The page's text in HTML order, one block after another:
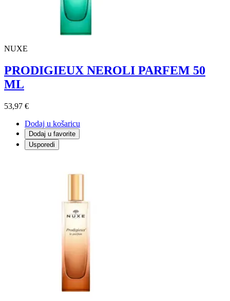
NUXE
PRODIGIEUX NEROLI PARFEM 50
ML
53,97 €
Dodaj u košaricu
Dodaj u favorite
Usporedi